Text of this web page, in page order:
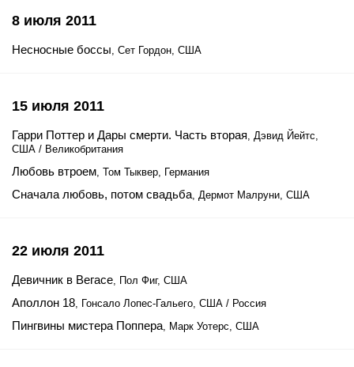
8 июля 2011
Несносные боссы, Сет Гордон, США
15 июля 2011
Гарри Поттер и Дары смерти. Часть вторая, Дэвид Йейтс,
США / Великобритания
Любовь втроем, Том Тыквер, Германия
Сначала любовь, потом свадьба, Дермот Малруни, США
22 июля 2011
Девичник в Вегасе, Пол Фиг, США
Аполлон 18, Гонсало Лопес-Гальего, США / Россия
Пингвины мистера Поппера, Марк Уотерс, США